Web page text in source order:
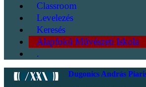
Classroom
Levelezés
Keresés
Alapfokú Művészeti Iskola
.
Dugonics András